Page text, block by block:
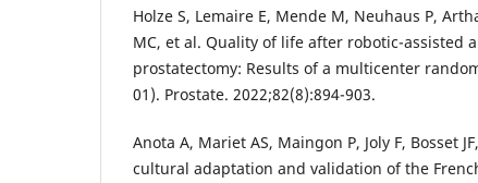
Holze S, Lemaire E, Mende M, Neuhaus P,
MC, et al. Quality of life after robotic-assisted
prostatectomy: Results of a multicenter
01). Prostate. 2022;82(8):894-903.
Anota A, Mariet AS, Maingon P, Joly F, Bosset
cultural adaptation and validation of the